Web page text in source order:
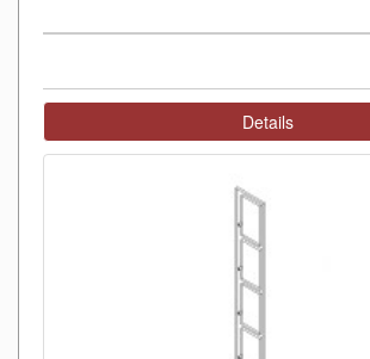
Details